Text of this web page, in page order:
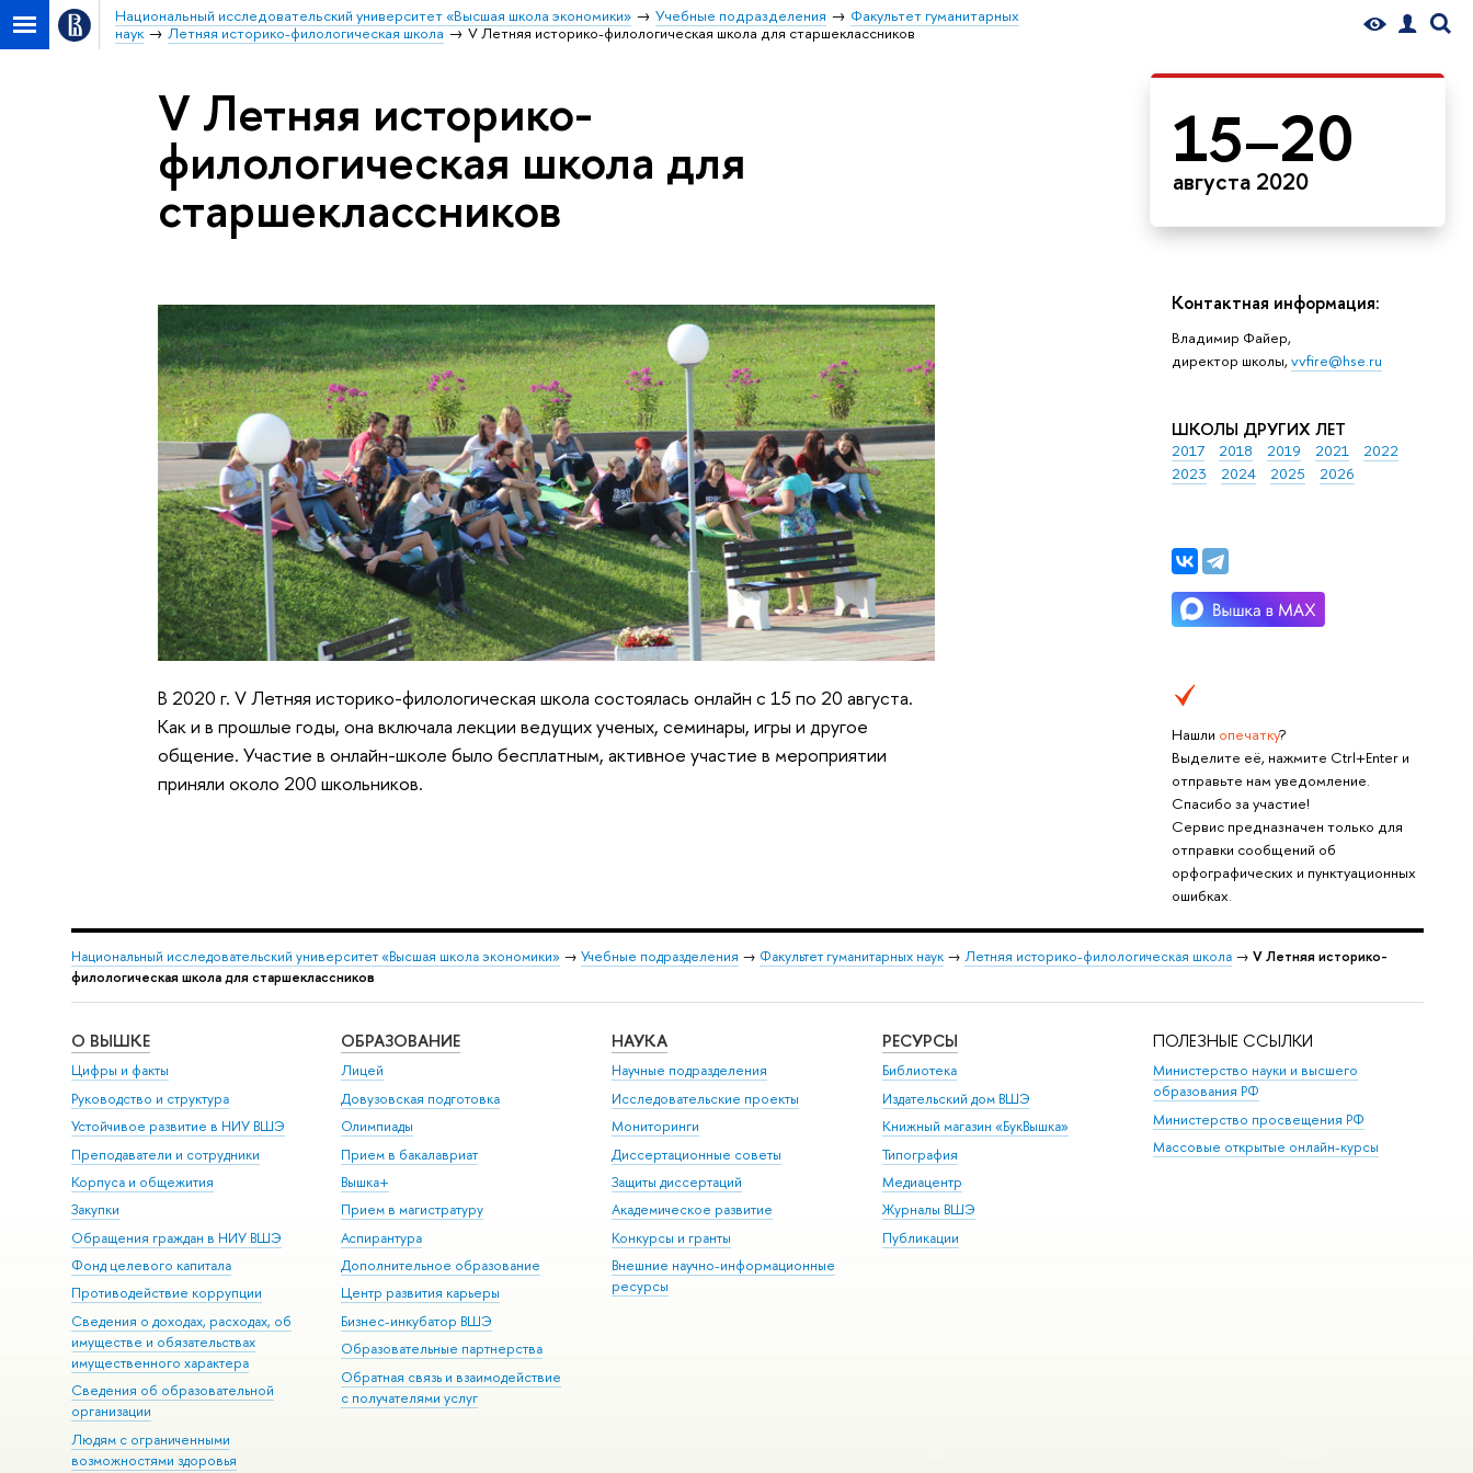
Национальный исследовательский университет «Высшая школа экономики» Учебные подразделения
Факультет гуманитарных
наук
Летняя историко-филологическая школа V Летняя историко-филологическая школа для старшеклассников
15–20
августа 2020
Контактная информация:
Владимир Файер,
директор школы,vvfire@hse.ru
ШКОЛЫ ДРУГИХ ЛЕТ
2017 2018 2019 2021
2022
2023
2024 2025 2026
Нашли опечатку?
Выделите её, нажмите Ctrl+Enter и
отправьте нам уведомление.
Спасибо за участие!
Сервис предназначен только для
отправки сообщений об
орфографических и пунктуационных
ошибках.
V Летняя историко-
филологическая школа для
старшеклассников
В 2020 г. V Летняя историко-филологическая школа состоялась онлайн с 15 по 20 августа.
Как и в прошлые годы, она включала лекции ведущих ученых, семинары, игры и другое
общение. Участие в онлайн-школе было бесплатным, активное участие в мероприятии
приняли около 200 школьников.
Национальный исследовательский университет «Высшая школа экономики» → Учебные подразделения → Факультет гуманитарных наук→ Летняя историко-филологическая школа→ V Летняя историко-
филологическая школа для старшеклассников
О ВЫШКЕ
Цифры и факты
Руководство и структура
Устойчивое развитие в НИУ ВШЭ
Преподаватели и сотрудники
Корпуса и общежития
Закупки
Обращения граждан в НИУ ВШЭ
Фонд целевого капитала
Противодействие коррупции
Сведения о доходах, расходах, об
имуществе и обязательствах
имущественного характера
Сведения об образовательной
организации
Людям с ограниченными
возможностями здоровья
ОБРАЗОВАНИЕ
Лицей
Довузовская подготовка
Олимпиады
Прием в бакалавриат
Вышка+
Прием в магистратуру
Аспирантура
Дополнительное образование
Центр развития карьеры
Бизнес-инкубатор ВШЭ
Образовательные партнерства
Обратная связь и взаимодействие
с получателями услуг
НАУКА
Научные подразделения
Исследовательские проекты
Мониторинги
Диссертационные советы
Защиты диссертаций
Академическое развитие
Конкурсы и гранты
Внешние научно-информационные
ресурсы
РЕСУРСЫ
Библиотека
Издательский дом ВШЭ
Книжный магазин «БукВышка»
Типография
Медиацентр
Журналы ВШЭ
Публикации
ПОЛЕЗНЫЕ ССЫЛКИ
Министерство науки и высшего
образования РФ
Министерство просвещения РФ
Массовые открытые онлайн-курсы